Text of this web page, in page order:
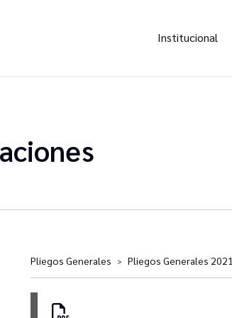
Institucional
Pliegos Generales > Pliegos Generales 2021